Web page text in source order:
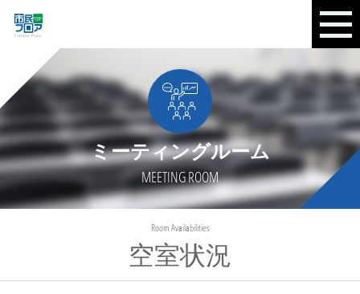
ミーティングルーム
MEETING ROOM
空室状況
Room Availabilities